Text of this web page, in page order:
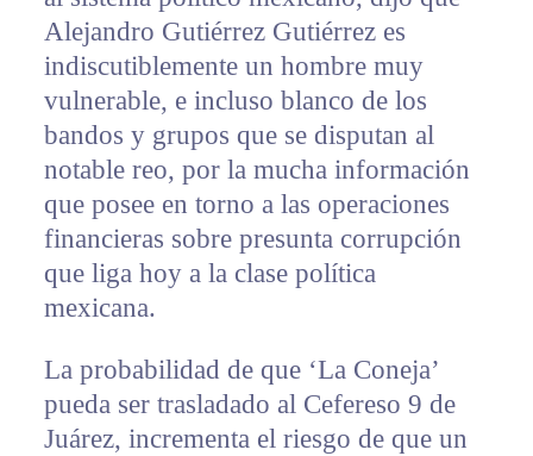
Alejandro Gutiérrez Gutiérrez es
indiscutiblemente un hombre muy
vulnerable, e incluso blanco de los
bandos y grupos que se disputan al
notable reo, por la mucha información
que posee en torno a las operaciones
financieras sobre presunta corrupción
que liga hoy a la clase política
mexicana.
La probabilidad de que ‘La Coneja’
pueda ser trasladado al Cefereso 9 de
Juárez, incrementa el riesgo de que un